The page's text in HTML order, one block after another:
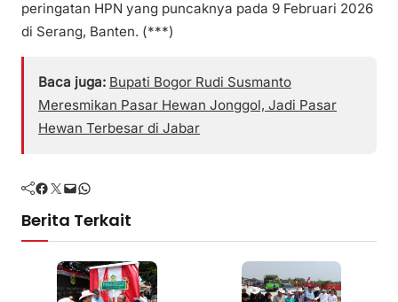
peringatan HPN yang puncaknya pada 9 Februari 2026
di Serang, Banten. (***)
Baca juga: Bupati Bogor Rudi Susmanto
Meresmikan Pasar Hewan Jonggol, Jadi Pasar
Hewan Terbesar di Jabar
Facebook Twitter Mail WhatsApp
Berita Terkait